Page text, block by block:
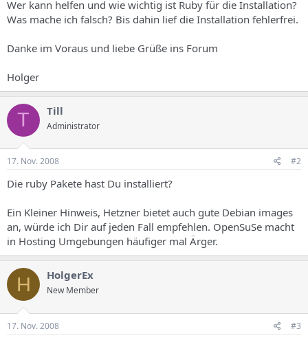
Wer kann helfen und wie wichtig ist Ruby für die Installation?
Was mache ich falsch? Bis dahin lief die Installation fehlerfrei.
Danke im Voraus und liebe Grüße ins Forum
Holger
T Till
Administrator
17. Nov. 2008 #2
Die ruby Pakete hast Du installiert?
Ein Kleiner Hinweis, Hetzner bietet auch gute Debian images
an, würde ich Dir auf jeden Fall empfehlen. OpenSuSe macht
in Hosting Umgebungen häufiger mal Ärger.
H HolgerEx
New Member
17. Nov. 2008 #3